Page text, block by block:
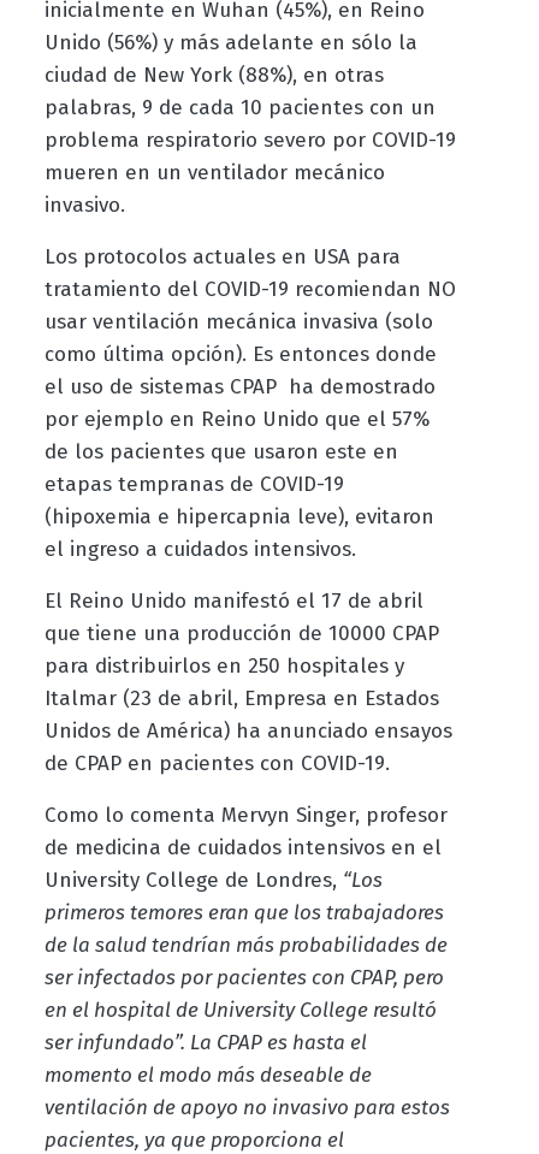
inicialmente en Wuhan (45%), en Reino
Unido (56%) y más adelante en sólo la
ciudad de New York (88%), en otras
palabras, 9 de cada 10 pacientes con un
problema respiratorio severo por COVID-19
mueren en un ventilador mecánico
invasivo.
Los protocolos actuales en USA para
tratamiento del COVID-19 recomiendan NO
usar ventilación mecánica invasiva (solo
como última opción). Es entonces donde
el uso de sistemas CPAP ha demostrado
por ejemplo en Reino Unido que el 57%
de los pacientes que usaron este en
etapas tempranas de COVID-19
(hipoxemia e hipercapnia leve), evitaron
el ingreso a cuidados intensivos.
El Reino Unido manifestó el 17 de abril
que tiene una producción de 10000 CPAP
para distribuirlos en 250 hospitales y
Italmar (23 de abril, Empresa en Estados
Unidos de América) ha anunciado ensayos
de CPAP en pacientes con COVID-19.
Como lo comenta Mervyn Singer, profesor
de medicina de cuidados intensivos en el
University College de Londres, “Los
primeros temores eran que los trabajadores
de la salud tendrían más probabilidades de
ser infectados por pacientes con CPAP, pero
en el hospital de University College resultó
ser infundado”. La CPAP es hasta el
momento el modo más deseable de
ventilación de apoyo no invasivo para estos
pacientes, ya que proporciona el